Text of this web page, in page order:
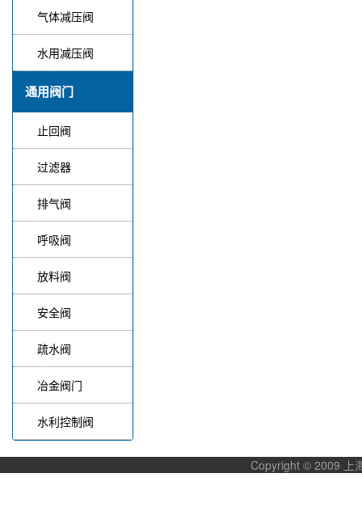
气体减压阀
水用减压阀
通用阀门
止回阀
过滤器
排气阀
呼吸阀
放料阀
安全阀
疏水阀
冶金阀门
水利控制阀
Copyright © 2009 上